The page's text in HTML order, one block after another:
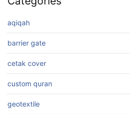
aqiqah
barrier gate
cetak cover
custom quran
geotextile